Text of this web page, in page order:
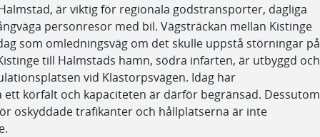
är viktig för regionala godstransporter, dagliga
personresor med bil. Vägsträckan mellan Kistinge
som omledningsväg om det skulle uppstå störningar på
till Halmstads hamn, södra infarten, är utbyggd och
vid Klastorpsvägen. Idag har
körfält och kapaciteten är därför begränsad. Dessutom
oskyddade trafikanter och hållplatserna är inte